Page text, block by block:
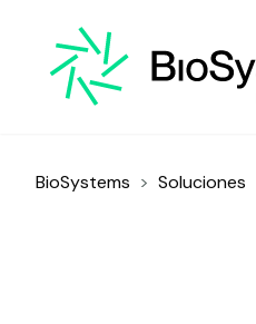
BioSystems > Soluciones